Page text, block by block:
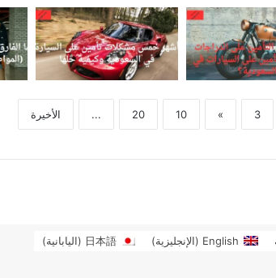
3
»
10
20
... الأخيرة
English
(الإنجليزية)
日本語
(اليابانية)